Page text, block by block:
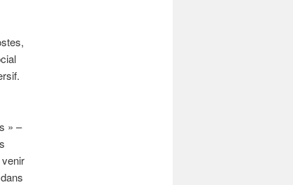
» –